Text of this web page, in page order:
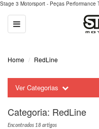
Stage 3 Motorsport - Peças Performance
Toggle
navigation
Home RedLine
Ver Categorias
Categoria: RedLine
Encontrados 18 artigos